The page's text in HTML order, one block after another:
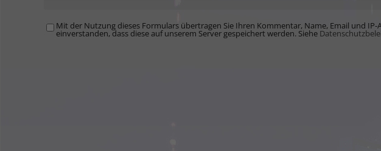
Mit der Nutzung dieses Formulars übertragen Sie Ihren Kommentar, Name, Email und
einverstanden, dass diese auf unserem Server gespeichert werden. Siehe